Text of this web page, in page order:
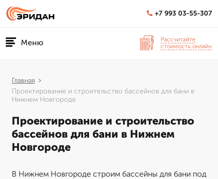
+7 993 03-55-307
Меню
Рассчитайте
стоимость онлайн
Главная
Проектирование и строительство бассейнов для бани в
Нижнем Новгороде
Проектирование и строительство
бассейнов для бани в Нижнем
Новгороде
В Нижнем Новгороде строим бассейны для бани под